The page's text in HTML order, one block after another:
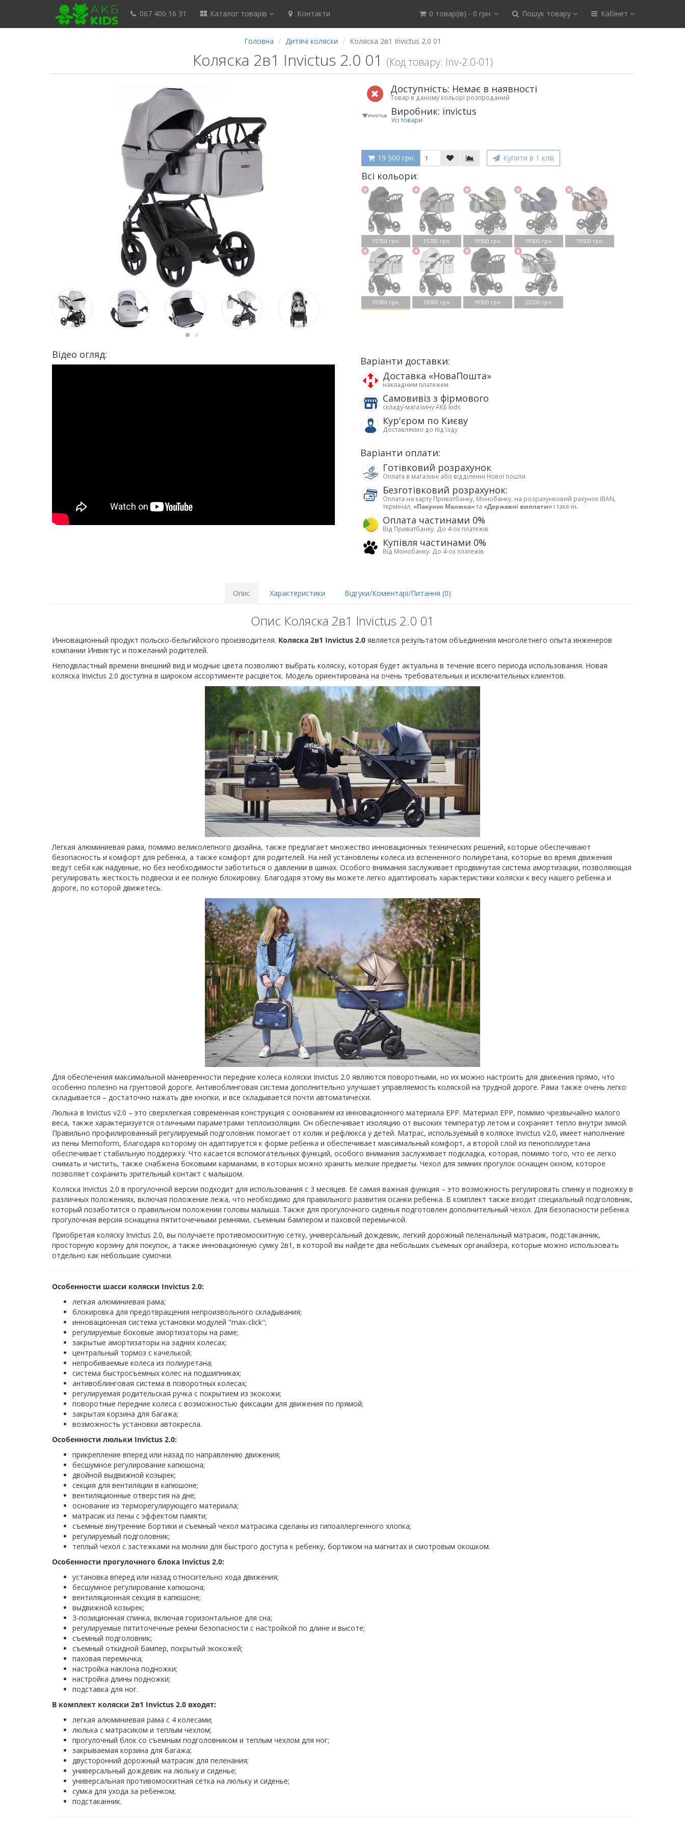
067 400 16 31 Каталог товарів Контакти 0 товар(ів) - 0 грн. Пошук товару Кабінет
Головна Дитячі коляски Коляска 2в1 Invictus 2.0 01
Коляска 2в1 Invictus 2.0 01 (Код товару: Inv-2.0-01)
Відео огляд:
Доступність: Немає в наявності
Товар в даному кольорі розпроданий
Виробник: invictus
Усі товари
19 500 грн. Купити в 1 клік
Всі кольори:
15700 грн. 15700 грн. 19500 грн. 19500 грн. 19500 грн.
19500 грн. 19500 грн. 19500 грн. 22000 грн.
Варіанти доставки:
Доставка «НоваПошта»
накладним платежем
Самовивіз з фірмового
складу-магазину АКБ kids
Кур'єром по Києву
Доставляємо до під'їзду
Варіанти оплати:
Готівковий розрахунок
Оплата в магазині або відділенні Нової пошти
Безготівковий розрахунок:
Оплата на карту Приватбанку, Монобанку, на розрахунковий рахунок IBAN,
термінал, «Пакунок Малюка»та «Державні виплати» і таке ін.
Оплата частинами 0%
Від Приватбанку. До 4-ох платежів
Купівля частинами 0%
Від Монобанку. До 4-ох платежів
Опис Характеристики Відгуки/Коментарі/Питання (0)
Опис Коляска 2в1 Invictus 2.0 01
Инновационный продукт польско-бельгийского производителя. Коляска 2в1 Invictus 2.0 является результатом объединения многолетнего опыта инженеров
компании Инвиктус и пожеланий родителей.
Неподвластный времени внешний вид и модные цвета позволяют выбрать коляску, которая будет актуальна в течение всего периода использования. Новая
коляска Invictus 2.0 доступна в широком ассортименте расцветок. Модель ориентирована на очень требовательных и исключительных клиентов.
Легкая алюминиевая рама, помимо великолепного дизайна, также предлагает множество инновационных технических решений, которые обеспечивают
безопасность и комфорт для ребенка, а также комфорт для родителей. На ней установлены колеса из вспененного полиуретана, которые во время движения
ведут себя как надувные, но без необходимости заботиться о давлении в шинах. Особого внимания заслуживает продвинутая система амортизации, позволяющая
регулировать жесткость подвески и ее полную блокировку. Благодаря этому вы можете легко адаптировать характеристики коляски к весу нашего ребенка и
дороге, по которой движетесь.
Для обеспечения максимальной маневренности передние колеса коляски Invictus 2.0 являются поворотными, но их можно настроить для движения прямо, что
особенно полезно на грунтовой дороге. Антивоблинговая система дополнительно улучшает управляемость коляской на трудной дороге. Рама также очень легко
складывается – достаточно нажать две кнопки, и все складывается почти автоматически.
Люлька в Invictus v2.0 – это сверхлегкая современная конструкция с основанием из инновационного материала EPP. Материал EPP, помимо чрезвычайно малого
веса, также характеризуется отличными параметрами теплоизоляции. Он обеспечивает изоляцию от высоких температур летом и сохраняет тепло внутри зимой.
Правильно профилированный регулируемый подголовник помогает от колик и рефлюкса у детей. Матрас, используемый в коляске Invictus v2.0, имеет наполнение
из пены Memoform, благодаря которому он адаптируется к форме ребенка и обеспечивает максимальный комфорт, а второй слой из пенополиуретана
обеспечивает стабильную поддержку. Что касается вспомогательных функций, особого внимания заслуживает подкладка, которая, помимо того, что ее легко
снимать и чистить, также снабжена боковыми карманами, в которых можно хранить мелкие предметы. Чехол для зимних прогулок оснащен окном, которое
позволяет сохранить зрительный контакт с малышом.
Коляска Invictus 2.0 в прогулочной версии подходит для использования с 3 месяцев. Её самая важная функция – это возможность регулировать спинку и подножку в
различных положениях, включая положение лежа, что необходимо для правильного развития осанки ребенка. В комплект также входит специальный подголовник,
который позаботится о правильном положении головы малыша. Также для прогулочного сиденья подготовлен дополнительный чехол. Для безопасности ребенка
прогулочная версия оснащена пятиточечными ремнями, съемным бампером и паховой перемычкой.
Приобретая коляску Invictus 2.0, вы получаете противомоскитную сетку, универсальный дождевик, легкий дорожный пеленальный матрасик, подстаканник,
просторную корзину для покупок, а также инновационную сумку 2в1, в которой вы найдете два небольших съемных органайзера, которые можно использовать
отдельно как небольшие сумочки.
Особенности шасси коляски Invictus 2.0:
легкая алюминиевая рама;
блокировка для предотвращения непроизвольного складывания;
инновационная система установки модулей "max-click";
регулируемые боковые амортизаторы на раме;
закрытые амортизаторы на задних колесах;
центральный тормоз с качелькой;
непробиваемые колеса из полиуретана;
система быстросъемных колес на подшипниках;
антивоблинговая система в поворотных колесах;
регулируемая родительская ручка с покрытием из экокожи;
поворотные передние колеса с возможностью фиксации для движения по прямой;
закрытая корзина для багажа;
возможность установки автокресла.
Особенности люльки Invictus 2.0:
прикрепление вперед или назад по направлению движения;
бесшумное регулирование капюшона;
двойной выдвижной козырек;
секция для вентиляции в капюшоне;
вентиляционные отверстия на дне;
основание из терморегулирующего материала;
матрасик из пены с эффектом памяти;
съемные внутренние бортики и съемный чехол матрасика сделаны из гипоаллергенного хлопка;
регулируемый подголовник;
теплый чехол с застежками на молнии для быстрого доступа к ребенку, бортиком на магнитах и смотровым окошком.
Особенности прогулочного блока Invictus 2.0:
установка вперед или назад относительно хода движения;
бесшумное регулирование капюшона;
вентиляционная секция в капюшоне;
выдвижной козырек;
3-позиционная спинка, включая горизонтальное для сна;
регулируемые пятиточечные ремни безопасности с настройкой по длине и высоте;
съемный подголовник;
съемный откидной бампер, покрытый экокожей;
паховая перемычка;
настройка наклона подножки;
настройка длины подножки;
подставка для ног.
В комплект коляски 2в1 Invictus 2.0 входят:
легкая алюминиевая рама с 4 колесами;
люлька с матрасиком и теплым чехлом;
прогулочный блок со съемным подголовником и теплым чехлом для ног;
закрываемая корзина для багажа;
двусторонний дорожный матрасик для пеленания;
универсальный дождевик на люльку и сиденье;
универсальная противомоскитная сетка на люльку и сиденье;
сумка для ухода за ребенком;
подстаканник.